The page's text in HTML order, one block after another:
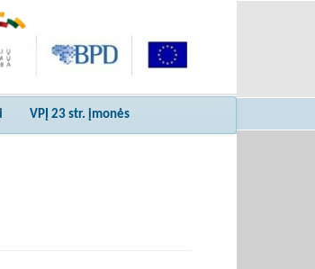
VPĮ 23 str. įmonės